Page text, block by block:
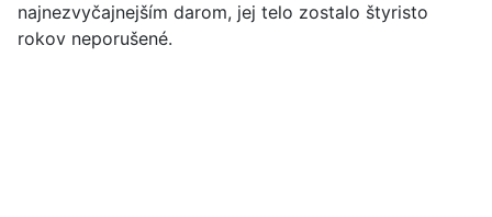
najnezvyčajnejším darom, jej telo zostalo štyristo
rokov neporušené.